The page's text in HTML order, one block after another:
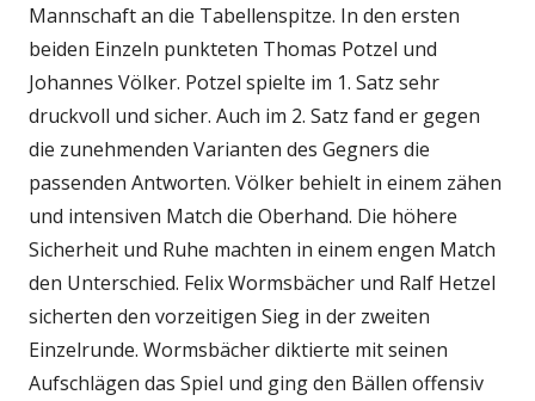
Mannschaft an die Tabellenspitze. In den ersten
beiden Einzeln punkteten Thomas Potzel und
Johannes Völker. Potzel spielte im 1. Satz sehr
druckvoll und sicher. Auch im 2. Satz fand er gegen
die zunehmenden Varianten des Gegners die
passenden Antworten. Völker behielt in einem zähen
und intensiven Match die Oberhand. Die höhere
Sicherheit und Ruhe machten in einem engen Match
den Unterschied. Felix Wormsbächer und Ralf Hetzel
sicherten den vorzeitigen Sieg in der zweiten
Einzelrunde. Wormsbächer diktierte mit seinen
Aufschlägen das Spiel und ging den Bällen offensiv